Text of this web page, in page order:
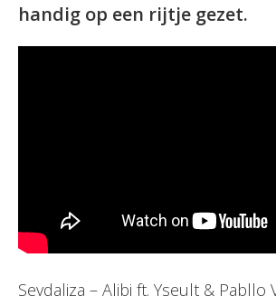
handig op een rijtje gezet.
Sevdaliza – Alibi ft. Yseult & Pabllo